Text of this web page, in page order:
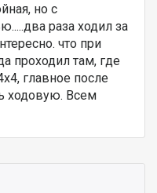
но с
раза ходил за
что при
проходил там, где
главное после
ходовую. Всем